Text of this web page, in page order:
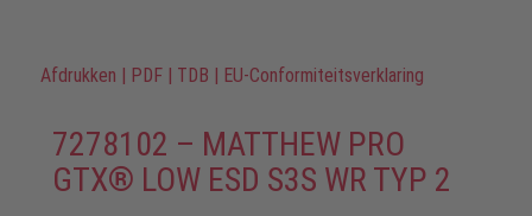
Afdrukken | PDF | TDB | EU-Conformiteitsverklaring
7278102 – MATTHEW PRO
GTX® LOW ESD S3S WR TYP 2